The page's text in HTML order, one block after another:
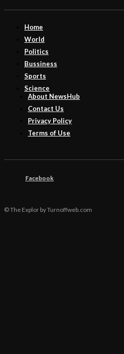
Home
World
Politics
Bussiness
Sports
Science
About NewsHub
Contact Us
Privacy Policy
Terms of Use
Facebook
© The Explor by Turnoffweb.com